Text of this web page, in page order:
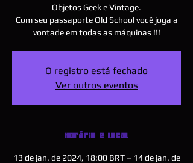
Objetos Geek e Vintage.
Com seu passaporte Old School você joga a
vontade em todas as máquinas !!!
O registro está fechado
Ver outros eventos
Horário e local
13 de jan. de 2024, 18:00 BRT – 14 de jan. de